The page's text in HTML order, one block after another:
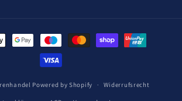
Powered by Shopify Widerrufsrecht